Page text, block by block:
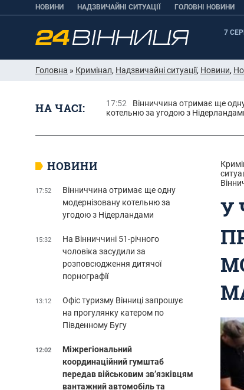
НОВИНИ НАДЗВИЧАЙНІ СИТУАЦІЇ ГОЛОВНІ НОВИНИ
7
Головна » Кримінал, Надзвичайні ситуації, Новини,
НА ЧАСІ: 17:52
Вінниччина отримає ще
котельню за угодою з
У
НОВИНИ
17:52
Вінниччина отримає ще одну
модернізовану котельню за
угодою з Нідерландами
15:32
На Вінниччині 51-річного
чоловіка засудили за
розповсюдження дитячої
порнографії
13:12
Офіс туризму Вінниці запрошує
на прогулянку катером по
Південному Бугу
12:02
Міжрегіональний
координаційний гумштаб
передав військовим зв’язківцям
вантажний автомобіль та